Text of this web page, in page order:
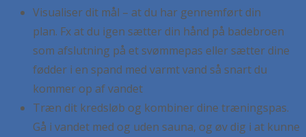
Visualiser dit mål – at du har gennemført din
plan. Fx at du igen sætter din hånd på badebroen
som afslutning på et svømmepas eller sætter dine
fødder i en spand med varmt vand så snart du
kommer op af vandet
Træn dit kredsløb og kombiner dine træningspas.
Gå i vandet med og uden sauna, og øv dig i at kunne